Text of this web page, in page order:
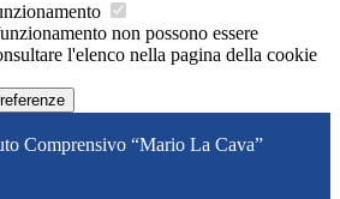
non possono essere
l'elenco nella pagina della cookie
Comprensivo “Mario La Cava”